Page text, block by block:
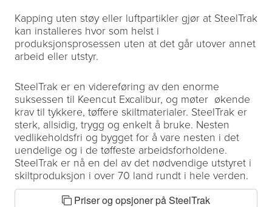
Kapping uten støy eller luftpartikler gjør at SteelTrak
kan installeres hvor som helst i
produksjonsprosessen uten at det går utover annet
arbeid eller utstyr.
SteelTrak er en videreføring av den enorme
suksessen til Keencut Excalibur, og møter økende
krav til tykkere, tøffere skiltmaterialer. SteelTrak er
sterk, allsidig, trygg og enkelt å bruke. Nesten
vedlikeholdsfri og bygget for å vare nesten i det
uendelige og i de tøffeste arbeidsforholdene.
SteelTrak er nå en del av det nødvendige utstyret i
skiltproduksjon i over 70 land rundt i hele verden.
Priser og opsjoner på SteelTrak